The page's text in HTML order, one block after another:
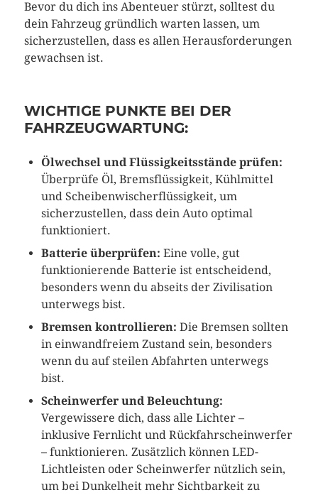
Bevor du dich ins Abenteuer stürzt, solltest du
dein Fahrzeug gründlich warten lassen, um
sicherzustellen, dass es allen Herausforderungen
gewachsen ist.
WICHTIGE PUNKTE BEI DER
FAHRZEUGWARTUNG:
Ölwechsel und Flüssigkeitsstände prüfen:
Überprüfe Öl, Bremsflüssigkeit, Kühlmittel
und Scheibenwischerflüssigkeit, um
sicherzustellen, dass dein Auto optimal
funktioniert.
Batterie überprüfen: Eine volle, gut
funktionierende Batterie ist entscheidend,
besonders wenn du abseits der Zivilisation
unterwegs bist.
Bremsen kontrollieren: Die Bremsen sollten
in einwandfreiem Zustand sein, besonders
wenn du auf steilen Abfahrten unterwegs
bist.
Scheinwerfer und Beleuchtung:
Vergewissere dich, dass alle Lichter –
inklusive Fernlicht und Rückfahrscheinwerfer
– funktionieren. Zusätzlich können LED-
Lichtleisten oder Scheinwerfer nützlich sein,
um bei Dunkelheit mehr Sichtbarkeit zu